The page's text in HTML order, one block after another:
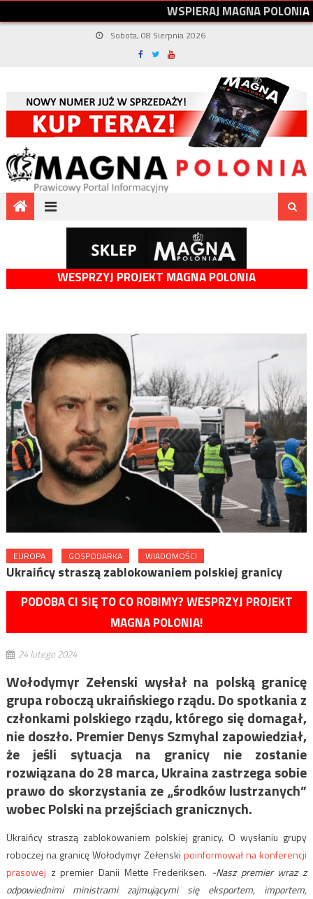
WSPIERAJMAGNAPOLONIA
Sobota, 08 Sierpnia 2026
WESPRZYJ PROJEKT MAGNA POLONIA
EUROPA GOSPODARKA WIADOMOŚCI
Ukraińcy straszą zablokowaniem polskiej granicy
PODOBA CI SIĘ TO CO ROBIMY? WESPRZYJ PROJEKT
MAGNA POLONIA!
24 lutego 2024
Wołodymyr Zełenski wysłał na polską granicę
grupa roboczą ukraińskiego rządu. Do spotkania z
członkami polskiego rządu, którego się domagał,
nie doszło. Premier Denys Szmyhal zapowiedział,
że jeśli sytuacja na granicy nie zostanie
rozwiązana do 28 marca, Ukraina zastrzega sobie
prawo do skorzystania ze „środków lustrzanych”
wobec Polski na przejściach granicznych.
Ukraińcy straszą zablokowaniem polskiej granicy. O wysłaniu grupy
roboczej na granicę Wołodymyr Zełenskipoinformował na konferencji
prasowej z premier Danii Mette Frederiksen. -Nasz premier wraz z
odpowiednimi ministrami zajmującymi się eksportem, importem,